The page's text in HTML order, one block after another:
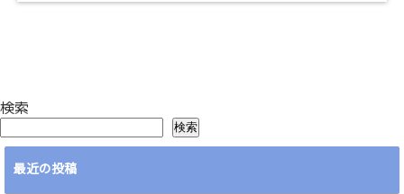
検索
検索
最近の投稿